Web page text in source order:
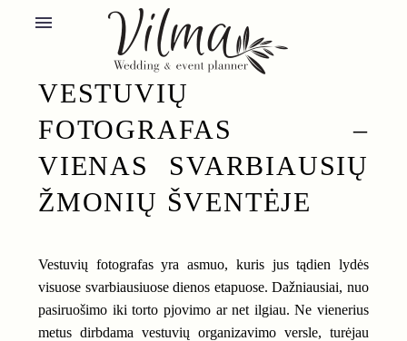
VESTUVIŲ
FOTOGRAFAS –
VIENAS SVARBIAUSIŲ
ŽMONIŲ ŠVENTĖJE
Vestuvių fotografas yra asmuo, kuris jus tądien lydės
visuose svarbiausiuose dienos etapuose. Dažniausiai, nuo
pasiruošimo iki torto pjovimo ar net ilgiau. Ne vienerius
metus dirbdama vestuvių organizavimo versle, turėjau